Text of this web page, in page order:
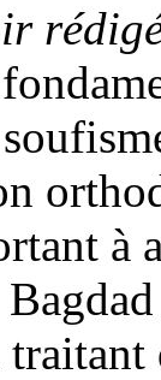
à